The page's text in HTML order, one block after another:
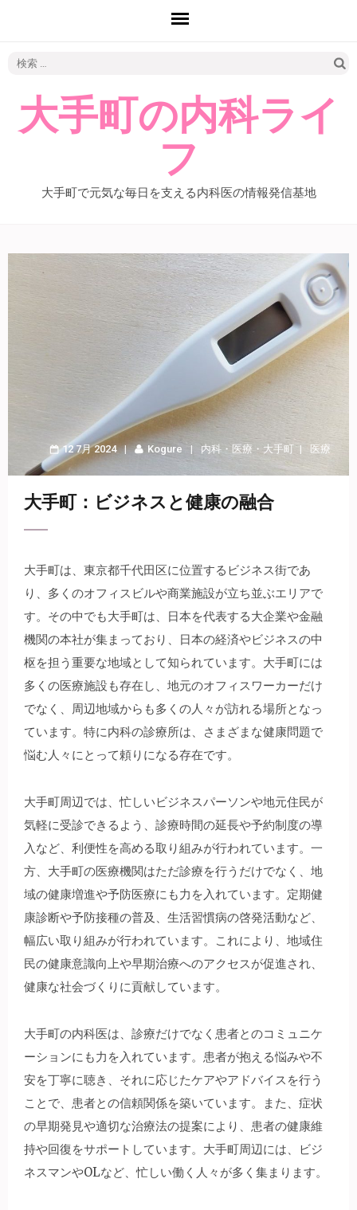
大手町の内科ライ
フ
大手町で元気な毎日を支える内科医の情報発信基地
12 7月 2024 Kogure 内科 ・ 医療 ・ 大手町 医療
大手町：ビジネスと健康の融合
大手町は、東京都千代田区に位置するビジネス街であ
り、多くのオフィスビルや商業施設が立ち並ぶエリアで
す。 その中でも大手町は、日本を代表する大企業や金融
機関の本社が集まっており、日本の経済やビジネスの中
枢を担う重要な地域として知られています。大手町には
多くの医療施設も存在し、地元のオフィスワーカーだけ
でなく、周辺地域からも多くの人々が訪れる場所となっ
ています。特に内科の診療所は、さまざまな健康問題で
悩む人々にとって頼りになる存在です。
大手町周辺では、忙しいビジネスパーソンや地元住民が
気軽に受診できるよう、診療時間の延長や予約制度の導
入など、利便性を高める取り組みが行われています。一
方、大手町の医療機関はただ診療を行うだけでなく、地
域の健康増進や予防医療にも力を入れています。定期健
康診断や予防接種の普及、生活習慣病の啓発活動など、
幅広い取り組みが行われています。これにより、地域住
民の健康意識向上や早期治療へのアクセスが促進され、
健康な社会づくりに貢献しています。
大手町の内科医は、診療だけでなく患者とのコミュニケ
ーションにも力を入れています。患者が抱える悩みや不
安を丁寧に聴き、それに応じたケアやアドバイスを行う
ことで、患者との信頼関係を築いています。また、症状
の早期発見や適切な治療法の提案により、患者の健康維
持や回復をサポートしています。大手町周辺には、ビジ
ネスマンやOLなど、忙しい働く人々が多く集まります。